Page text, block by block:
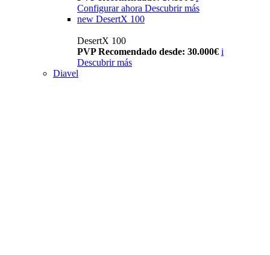
Configurar ahora Descubrir más
new DesertX 100
DesertX 100
PVP Recomendado desde: 30.000€ i
Descubrir más
Diavel